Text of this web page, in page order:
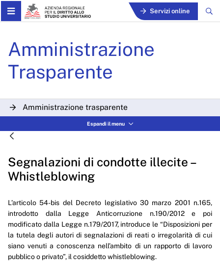
Skip to Main Content Servizi online
Amministrazione
Trasparente
Amministrazione trasparente
Disposizioni generali
Consulenti e collaboratori
Personale
Bandi di concorso
Performance
Enti controllati
Attività e procedimenti
Espandi il menu
Segnalazioni di condotte illecite –
Whistleblowing
L’articolo 54-bis del Decreto legislativo 30 marzo 2001 n.165,
introdotto dalla Legge Anticorruzione n.190/2012 e poi
modificato dalla Legge n.179/2017, introduce le “Disposizioni per
la tutela degli autori di segnalazioni di reati o irregolarità di cui
siano venuti a conoscenza nell’ambito di un rapporto di lavoro
pubblico o privato”, il cosiddetto whistleblowing.